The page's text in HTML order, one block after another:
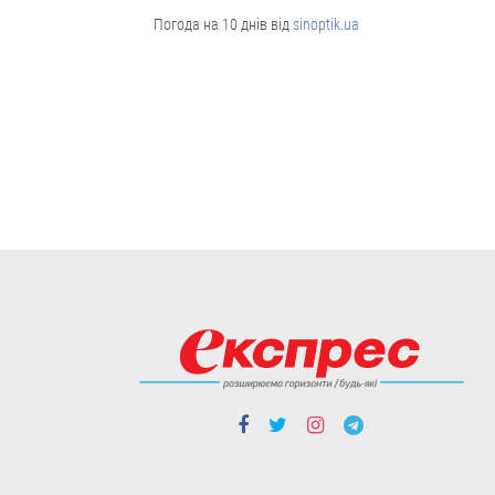
Погода на 10 днів відsinoptik.ua
зброю насамперед по
Чергові ротації у владі: чого чекати